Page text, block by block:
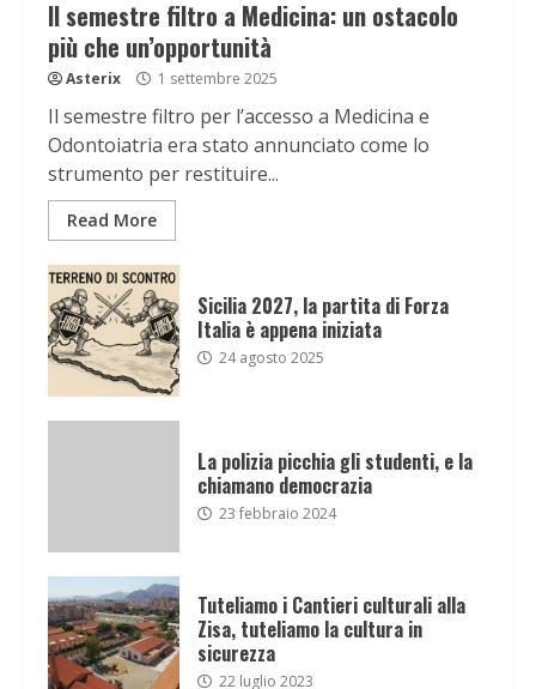
Il semestre filtro a Medicina: un ostacolo
più che un’opportunità
Asterix 1 settembre 2025
Il semestre filtro per l’accesso a Medicina e
Odontoiatria era stato annunciato come lo
strumento per restituire...
Read More
Sicilia 2027, la partita di Forza
Italia è appena iniziata
24 agosto 2025
La polizia picchia gli studenti, e la
chiamano democrazia
23 febbraio 2024
Tuteliamo i Cantieri culturali alla
Zisa, tuteliamo la cultura in
sicurezza
22 luglio 2023